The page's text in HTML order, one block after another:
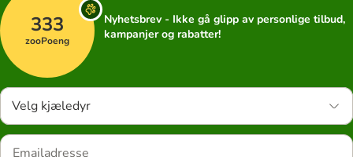
333
zooPoeng
Nyhetsbrev - Ikke gå glipp av personlige tilbud,
kampanjer og rabatter!
Velg kjæledyr